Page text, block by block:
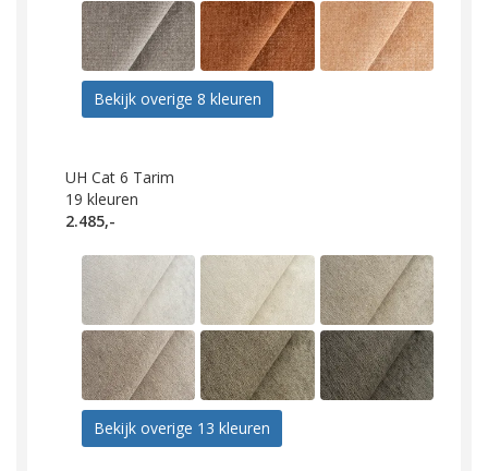
Bekijk overige 8 kleuren
UH Cat 6 Tarim
19 kleuren
2.485,-
Bekijk overige 13 kleuren